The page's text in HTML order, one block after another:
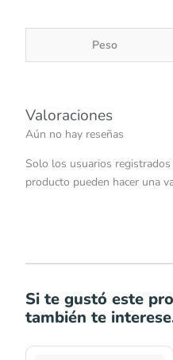
Peso
Valoraciones
Aún no hay reseñas
Solo los usuarios
producto pueden hacer una
Si te gustó este
también te